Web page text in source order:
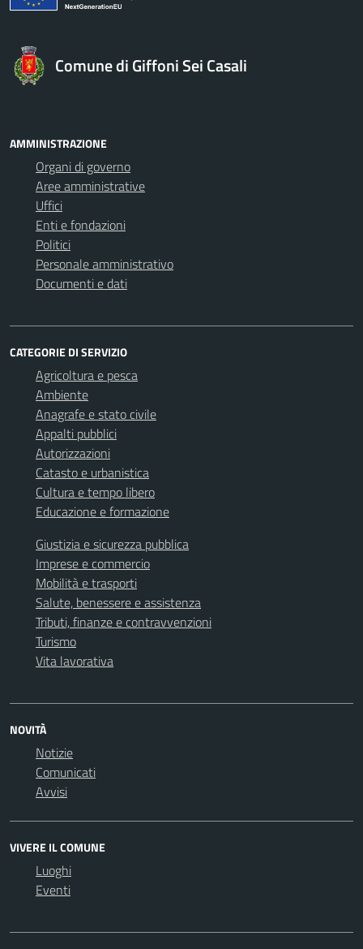
Comune di Giffoni Sei Casali
AMMINISTRAZIONE
Organi di governo
Aree amministrative
Uffici
Enti e fondazioni
Politici
Personale amministrativo
Documenti e dati
CATEGORIE DI SERVIZIO
Agricoltura e pesca
Ambiente
Anagrafe e stato civile
Appalti pubblici
Autorizzazioni
Catasto e urbanistica
Cultura e tempo libero
Educazione e formazione
Giustizia e sicurezza pubblica
Imprese e commercio
Mobilità e trasporti
Salute, benessere e assistenza
Tributi, finanze e contravvenzioni
Turismo
Vita lavorativa
NOVITÀ
Notizie
Comunicati
Avvisi
VIVERE IL COMUNE
Luoghi
Eventi